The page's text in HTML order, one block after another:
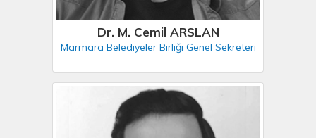
Dr. M. Cemil ARSLAN
Marmara Belediyeler Birliği Genel Sekreteri